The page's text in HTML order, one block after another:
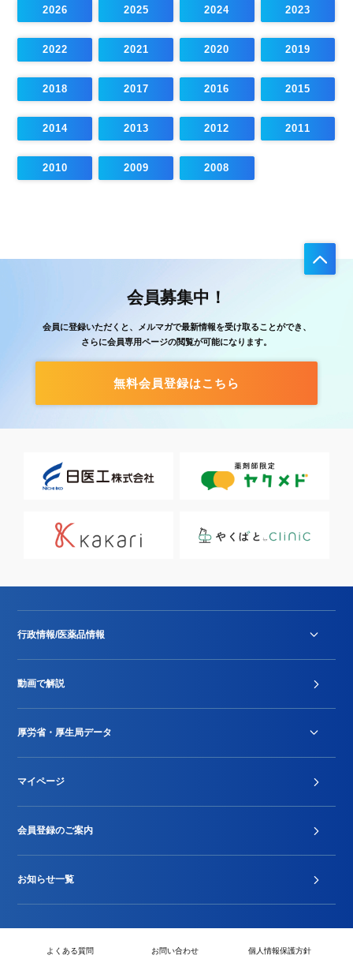
2026 2025 2024 2023
2022 2021 2020 2019
2018 2017 2016 2015
2014 2013 2012 2011
2010 2009 2008
会員募集中！
会員に登録いただくと、メルマガで最新情報を受け取ることができ、
さらに会員専用ページの閲覧が可能になります。
無料会員登録はこちら
行政情報/医薬品情報
Stu-GEレポート
動画で解説
厚労省・厚生局データ
2024年度新設項目届出状況
マイページ
会員登録のご案内
お知らせ一覧
よくある質問 お問い合わせ 個人情報保護方針